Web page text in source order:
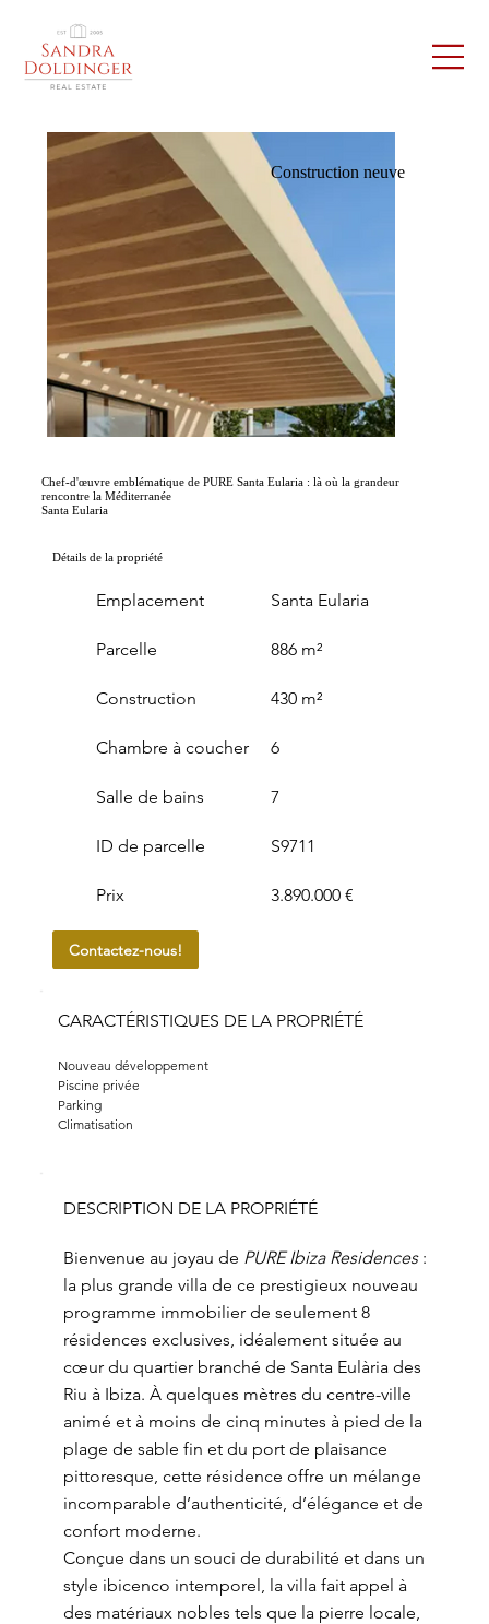
Construction neuve
Chef-d'œuvre emblématique de PURE Santa Eularia : là où la grandeur
rencontre la Méditerranée
Santa Eularia
Détails de la propriété
Emplacement
Parcelle
Construction
Santa Eularia
886 m²
430 m²
Chambre à coucher
Salle de bains
6
7
ID de parcelle
Prix
S9711
3.890.000 €
Contactez-nous!
CARACTÉRISTIQUES DE LA PROPRIÉTÉ
Nouveau développement
Piscine privée
Parking
Climatisation
DESCRIPTION DE LA PROPRIÉTÉ
Bienvenue au joyau de PURE Ibiza Residences:
la plus grande villa de ce prestigieux nouveau
programme immobilier de seulement 8
résidences exclusives, idéalement située au
cœur du quartier branché de Santa Eulària des
Riu à Ibiza. À quelques mètres du centre-ville
animé et à moins de cinq minutes à pied de la
plage de sable fin et du port de plaisance
pittoresque, cette résidence offre un mélange
incomparable d’authenticité, d’élégance et de
confort moderne.
Conçue dans un souci de durabilité et dans un
style ibicenco intemporel, la villa fait appel à
des matériaux nobles tels que la pierre locale,